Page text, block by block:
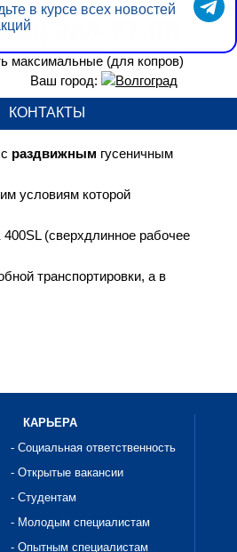
200-77-08
Ваш город: Волгоград
КОНТАКТЫ
РОПАТ.
максимальные (для копров)
раздвижным гусеничным
условиям которой
(сверхдлинное рабочее
транспортировки, а в
КАРЬЕРА
- Социальная ответственность
- Открытые вакансии
- Студентам
- Молодым специалистам
- Опытным специалистам
в курсе всех новостей